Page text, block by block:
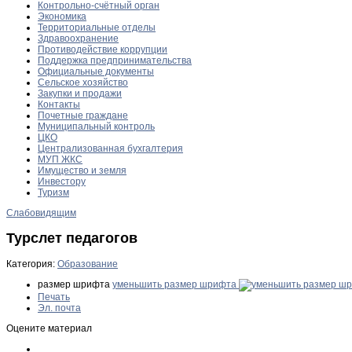
Контрольно-счётный орган
Экономика
Территориальные отделы
Здравоохранение
Противодействие коррупции
Поддержка предпринимательства
Официальные документы
Сельское хозяйство
Закупки и продажи
Контакты
Почетные граждане
Муниципальный контроль
ЦКО
Централизованная бухгалтерия
МУП ЖКС
Имущество и земля
Инвестору
Туризм
Слабовидящим
Турслет педагогов
Категория: Образование
размер шрифта уменьшить размер шрифта
Печать
Эл. почта
Оцените материал